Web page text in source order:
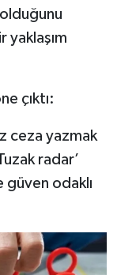
çıktı:
ceza yazmak
radar’
güven odaklı